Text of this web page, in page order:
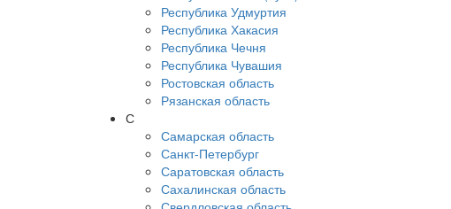
Республика Удмуртия
Республика Хакасия
Республика Чечня
Республика Чувашия
Ростовская область
Рязанская область
С
Самарская область
Санкт-Петербург
Саратовская область
Сахалинская область